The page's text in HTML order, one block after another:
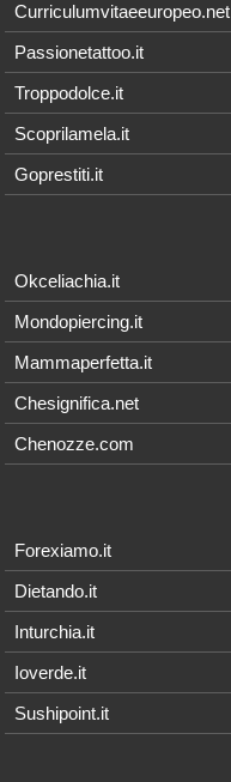
Curriculumvitaeeuropeo.net
Passionetattoo.it
Troppodolce.it
Scoprilamela.it
Goprestiti.it
Okceliachia.it
Mondopiercing.it
Mammaperfetta.it
Chesignifica.net
Chenozze.com
Forexiamo.it
Dietando.it
Inturchia.it
Ioverde.it
Sushipoint.it